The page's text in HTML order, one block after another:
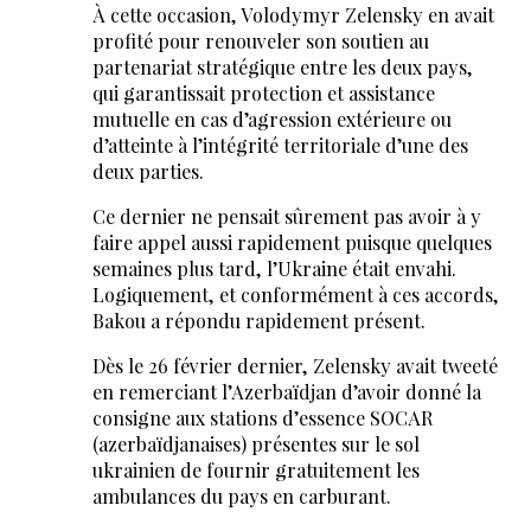
À cette occasion, Volodymyr Zelensky en avait
profité pour renouveler son soutien au
partenariat stratégique entre les deux pays,
qui garantissait protection et assistance
mutuelle en cas d’agression extérieure ou
d’atteinte à l’intégrité territoriale d’une des
deux parties.
Ce dernier ne pensait sûrement pas avoir à y
faire appel aussi rapidement puisque quelques
semaines plus tard, l’Ukraine était envahi.
Logiquement, et conformément à ces accords,
Bakou a répondu rapidement présent.
Dès le 26 février dernier, Zelensky avait tweeté
en remerciant l’Azerbaïdjan d’avoir donné la
consigne aux stations d’essence SOCAR
(azerbaïdjanaises) présentes sur le sol
ukrainien de fournir gratuitement les
ambulances du pays en carburant.